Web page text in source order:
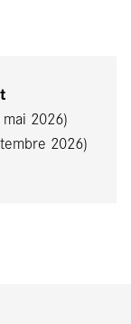
2026)
2026)